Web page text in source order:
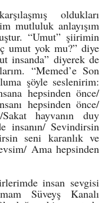
oldukları
mutluluk anlayışım
“Umut” şiirimin
umut yok mu?” diye
insanda” diyerek de
“Memed’e Son
şöyle seslenirim:
hepsinden önce/
hepsinden önce/
hayvanın duy
insanın/ Sevindirsin
seni karanlık ve
Ama hepsinden
insan sevgisi
Süveyş Kanalı